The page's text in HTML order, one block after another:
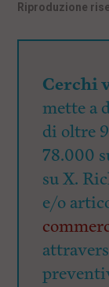
Riproduzione
Cerchi
mette a
di oltre
78.000
su X.
e/o